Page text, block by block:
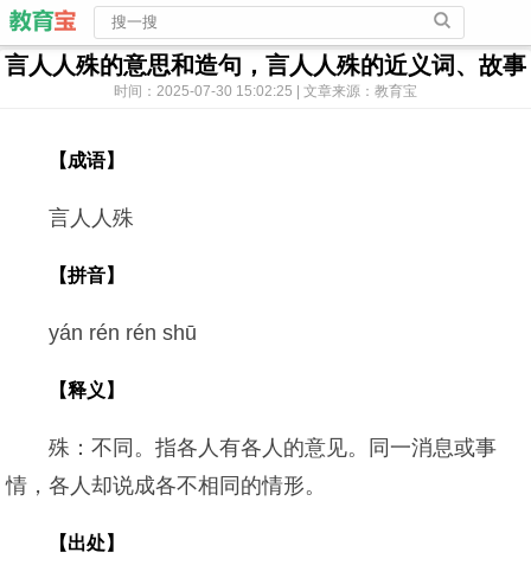
言人人殊的意思和造句，言人人殊的近义词、故事
时间：2025-07-30 15:02:25 | 文章来源：教育宝
【成语】
言人人殊
【拼音】
yán rén rén shū
【释义】
殊：不同。指各人有各人的意见。同一消息或事
情，各人却说成各不相同的情形。
【出处】